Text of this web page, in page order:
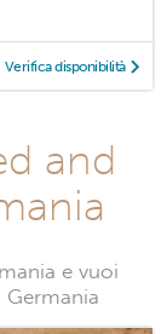
Verifica disponibilità
and
e vuoi
Germania